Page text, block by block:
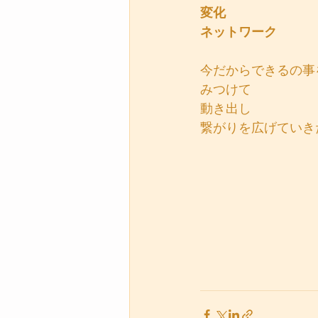
変化
ネットワーク
今だからできるの事
みつけて
動き出し
繋がりを広げてい